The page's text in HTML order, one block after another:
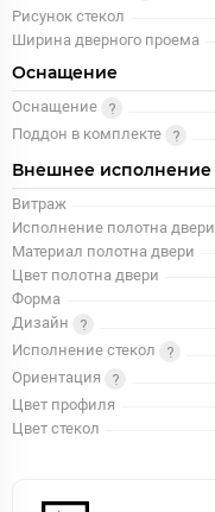
Рисунок стекол
Ширина дверного проема
Оснащение
Оснащение
Поддон в комплекте
Внешнее исполнение
Витраж
Исполнение полотна двери
Материал полотна двери
Цвет полотна двери
Форма
Дизайн
Исполнение стекол
Ориентация
Цвет профиля
Цвет стекол